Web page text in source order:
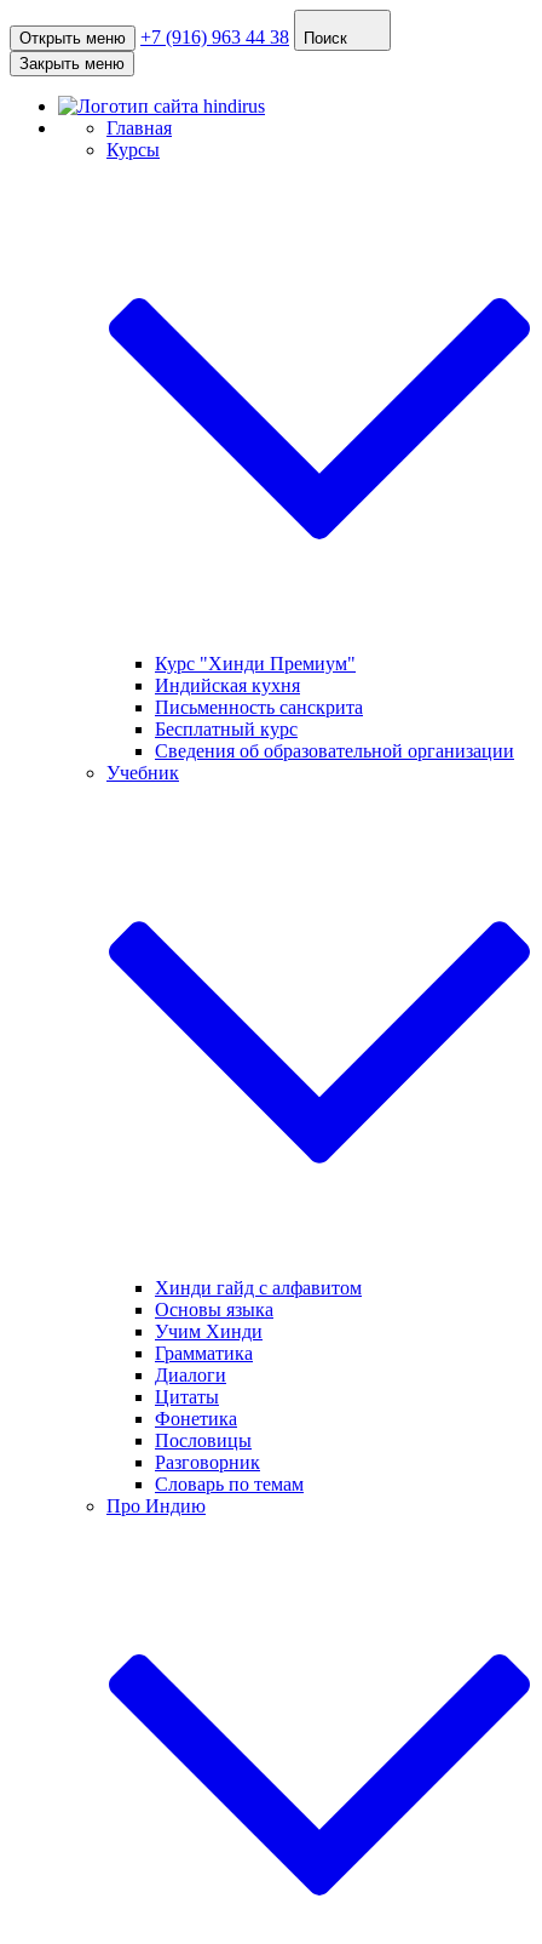
Открыть меню +7 (916) 963 44 38
Поиск
Закрыть меню
Главная
Курсы
Курс "Хинди Премиум"
Индийская кухня
Письменность санскрита
Бесплатный курс
Сведения об образовательной организации
Учебник
Хинди гайд с алфавитом
Основы языка
Учим Хинди
Грамматика
Диалоги
Цитаты
Фонетика
Пословицы
Разговорник
Словарь по темам
Про Индию